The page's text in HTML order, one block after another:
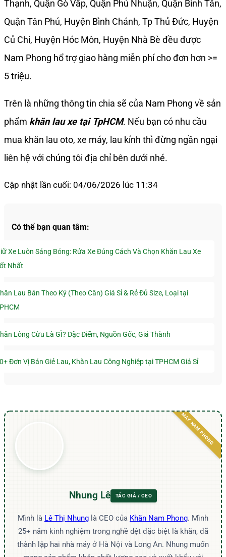
Thạnh, Quận Gò Vấp, Quận Phú Nhuận, Quận Bình Tân,
Quận Tân Phú, Huyện Bình Chánh, Tp Thủ Đức, Huyện
Củ Chi, Huyện Hóc Môn, Huyện Nhà Bè đều được
Nam Phong hổ trợ giao hàng miễn phí cho đơn hơn >=
5 triệu.
Trên là những thông tin chia sẽ của Nam Phong về sản
phẩm khăn lau xe tại TpHCM. Nếu bạn có nhu cầu
mua khăn lau oto, xe máy, lau kính thì đừng ngần ngại
liên hệ với chúng tôi địa chỉ bên dưới nhé.
Cập nhật lần cuối: 04/06/2026 lúc 11:34
Có thể bạn quan tâm:
Xe Luôn Sáng Bóng: Rửa Xe Đúng Cách Và Chọn Khăn Lau Xe
Nhất
Lau Bán Theo Ký (Theo Cân) Giá Sỉ & Rẻ Đủ Size, Loại tại
Lông Cừu Là GÌ? Đặc Điểm, Nguồn Gốc, Giá Thành
Đơn Vị Bán Giẻ Lau, Khăn Lau Công Nghiệp tại TPHCM Giá Sỉ
Nhung Lê
Mình là Lê Thị Nhung là CEO của Khăn Nam Phong. Mình
25+ năm kinh nghiệm trong nghề dệt đặc biệt là khăn, đã
thành lập hai nhà máy ở Hà Nội và Long An. Nhung muốn